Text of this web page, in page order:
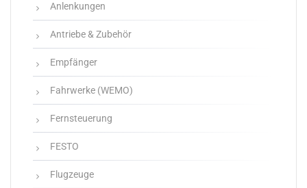
Anlenkungen
Antriebe & Zubehör
Empfänger
Fahrwerke (WEMO)
Fernsteuerung
FESTO
Flugzeuge